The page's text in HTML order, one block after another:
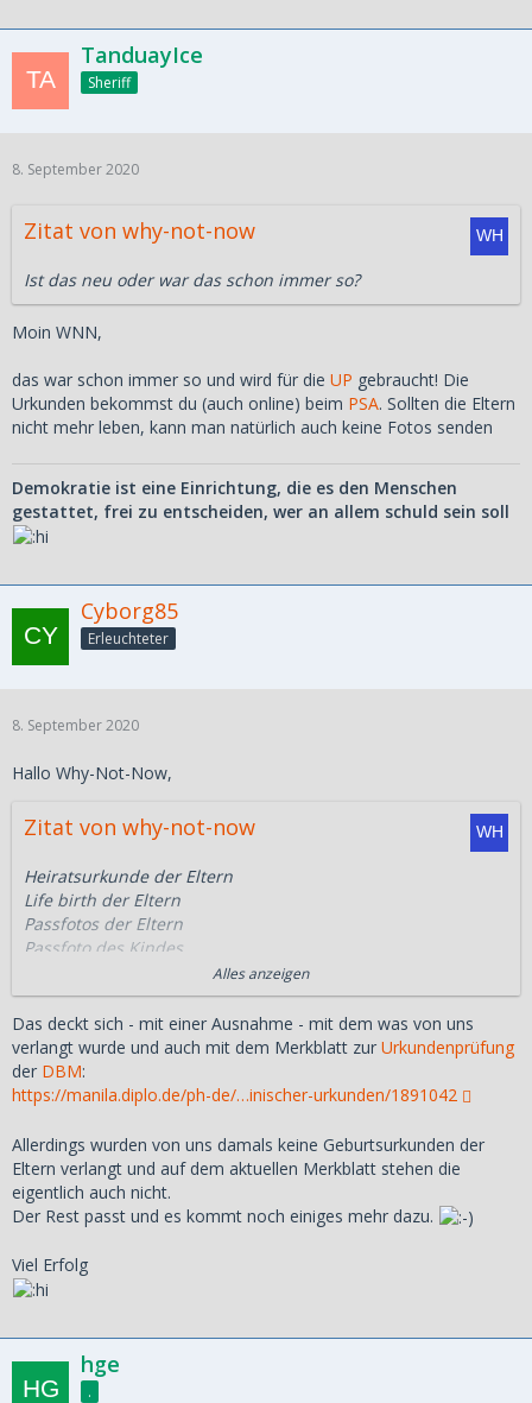
TanduayIce
Sheriff
8. September 2020
Zitat von why-not-now
Ist das neu oder war das schon immer so?
Moin WNN,
das war schon immer so und wird für die UP gebraucht! Die
Urkunden bekommst du (auch online) beim PSA. Sollten die Eltern
nicht mehr leben, kann man natürlich auch keine Fotos senden
Demokratie ist eine Einrichtung, die es den Menschen
gestattet, frei zu entscheiden, wer an allem schuld sein soll
Cyborg85
Erleuchteter
8. September 2020
Hallo Why-Not-Now,
Zitat von why-not-now
Heiratsurkunde der Eltern
Life birth der Eltern
Passfotos der Eltern
Passfoto des Kindes
Taufschein des Kindes meiner GM
Grundschulzeugnisse des Kindes meiner GM
Alles anzeigen
Das deckt sich - mit einer Ausnahme - mit dem was von uns
verlangt wurde und auch mit dem Merkblatt zur Urkundenprüfung
der DBM:
https://manila.diplo.de/ph-de/…inischer-urkunden/1891042
Allerdings wurden von uns damals keine Geburtsurkunden der
Eltern verlangt und auf dem aktuellen Merkblatt stehen die
eigentlich auch nicht.
Der Rest passt und es kommt noch einiges mehr dazu.
Viel Erfolg
hge
.